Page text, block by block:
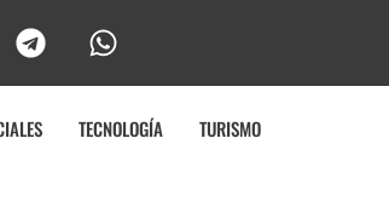
TECNOLOGÍA TURISMO